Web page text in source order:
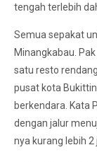
tengah terlebih
Semua sepakat
Minangkabau.
satu resto
pusat kota
berkendara. Kata
dengan jalur
nya kurang lebih 2